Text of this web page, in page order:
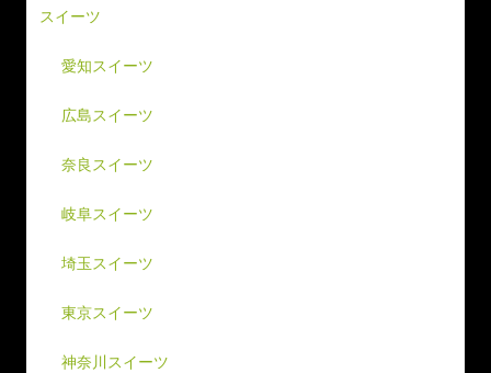
スイーツ
愛知スイーツ
広島スイーツ
奈良スイーツ
岐阜スイーツ
埼玉スイーツ
東京スイーツ
神奈川スイーツ